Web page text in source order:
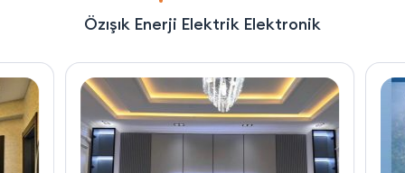
Özışık Enerji Elektrik Elektronik